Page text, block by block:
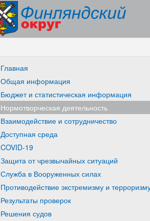
Главная
Общая информация
Бюджет и статистическая информация
Нормотворческая деятельность
Взаимодействие и сотрудничество
Доступная среда
COVID-19
Защита от чрезвычайных ситуаций
Служба в Вооруженных силах
Противодействие экстремизму и
Результаты проверок
Решения судов